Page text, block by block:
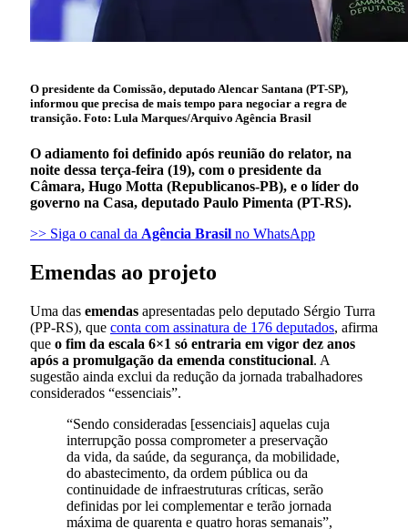
O presidente da Comissão, deputado Alencar Santana (PT-SP),
informou que precisa de mais tempo para negociar a regra de
transição. Foto: Lula Marques/Arquivo Agência Brasil
O adiamento foi definido após reunião do relator, na
noite dessa terça-feira (19), com o presidente da
Câmara, Hugo Motta (Republicanos-PB), e o líder do
governo na Casa, deputado Paulo Pimenta (PT-RS).
>> Siga o canal da Agência Brasil no WhatsApp
Emendas ao projeto
Uma das emendas apresentadas pelo deputado Sérgio Turra
(PP-RS), que conta com assinatura de 176 deputados, afirma
que o fim da escala 6×1 só entraria em vigor dez anos
após a promulgação da emenda constitucional. A
sugestão ainda exclui da redução da jornada trabalhadores
considerados “essenciais”.
“Sendo consideradas [essenciais] aquelas cuja
interrupção possa comprometer a preservação
da vida, da saúde, da segurança, da mobilidade,
do abastecimento, da ordem pública ou da
continuidade de infraestruturas críticas, serão
definidas por lei complementar e terão jornada
máxima de quarenta e quatro horas semanais”,